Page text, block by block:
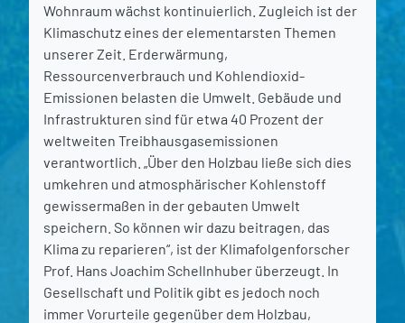
Wohnraum wächst kontinuierlich. Zugleich ist der
Klimaschutz eines der elementarsten Themen
unserer Zeit. Erderwärmung,
Ressourcenverbrauch und Kohlendioxid-
Emissionen belasten die Umwelt. Gebäude und
Infrastrukturen sind für etwa 40 Prozent der
weltweiten Treibhausgasemissionen
verantwortlich. „Über den Holzbau ließe sich dies
umkehren und atmosphärischer Kohlenstoff
gewissermaßen in der gebauten Umwelt
speichern. So können wir dazu beitragen, das
Klima zu reparieren“, ist der Klimafolgenforscher
Prof. Hans Joachim Schellnhuber überzeugt. In
Gesellschaft und Politik gibt es jedoch noch
immer Vorurteile gegenüber dem Holzbau,